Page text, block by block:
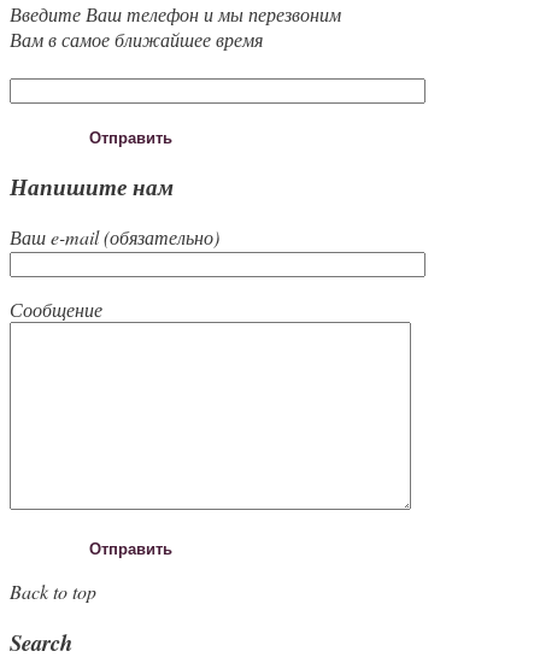
Введите Ваш телефон и мы перезвоним
Вам в самое ближайшее время
Напишите нам
Ваш e-mail (обязательно)
Сообщение
Back to top
Search